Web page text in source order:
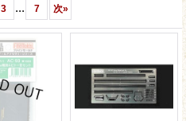
3 ... 7 次»